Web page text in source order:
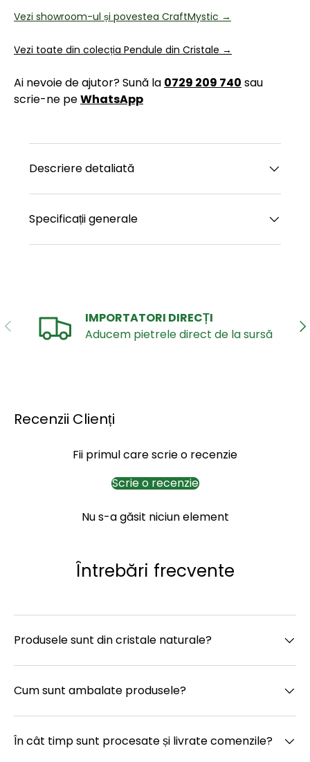
Vezi showroom-ul și povestea CraftMystic →
Vezi toate din colecția Pendule din Cristale →
Ai nevoie de ajutor? Sună la 0729 209 740 sau
scrie-ne peWhatsApp
Descriere detaliată
Specificații generale
ANTERIOR
IMPORTATORI DIRECȚI
Aducem pietrele direct de la sursă
Recenzii Clienți
Fii primul care scrie o recenzie
Scrie o recenzie
Nu s-a găsit niciun element
Întrebări frecvente
Produsele sunt din cristale naturale?
Cum sunt ambalate produsele?
În cât timp sunt procesate și livrate comenzile?